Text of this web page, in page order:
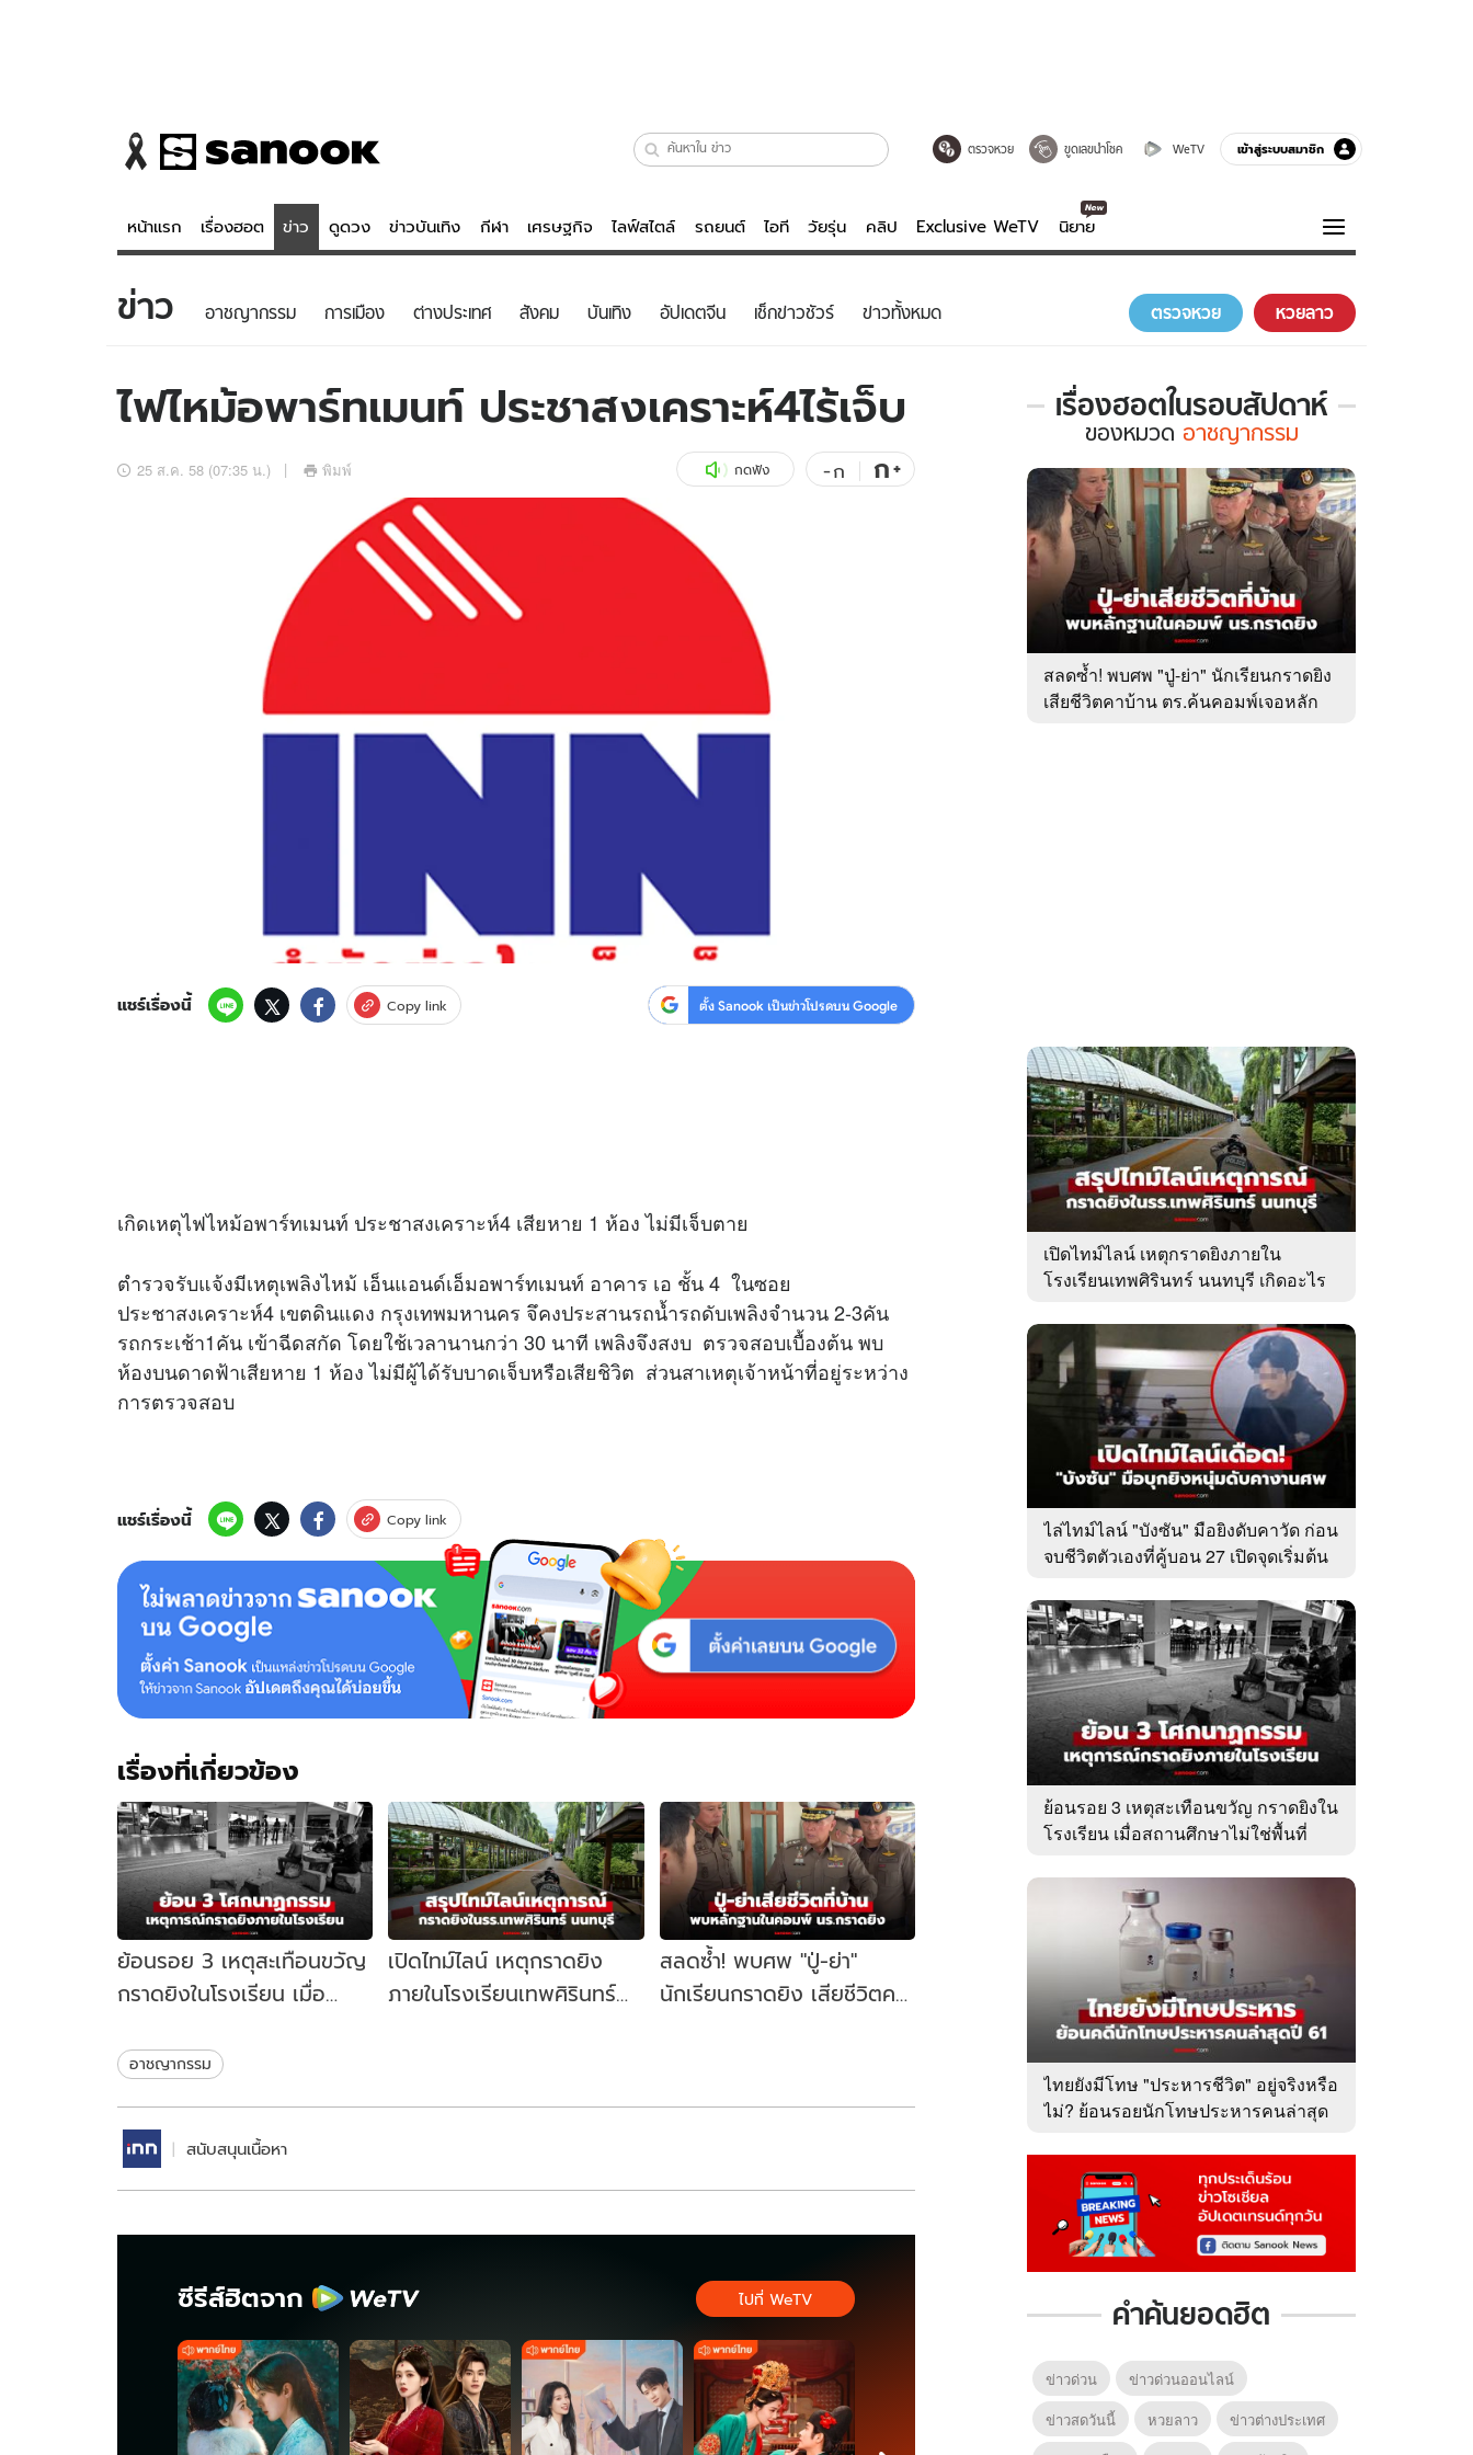
ตรวจหวย ขูดเลขนำโชค WeTV เข้าสู่ระบบสมาชิก
หน้าแรก เรื่องฮอต ข่าว ดูดวง ข่าวบันเทิง กีฬา เศรษฐกิจ ไลฟ์สไตล์ รถยนต์ ไอที วัยรุ่น คลิป Exclusive WeTV นิยาย
ข่าว
ข่าวบันเทิง
ดูดวง - ตรวจหวย
สถิติหวยไทย
ไลฟ์สไตล์
วัยรุ่น
รถยนต์
สุขภาพ
เที่ยว-กิน
Tasteful Thailand
Sanook Choice
บันเทิงครบรส
เกมส์
คลิป
พอดแคสต์
ความรู้รอบตัว
ฮาวทู
ข่าว อาชญากรรม การเมือง ต่างประเทศ สังคม บันเทิง อัปเดตจีน เช็กข่าวชัวร์ ข่าวทั้งหมด ตรวจหวย หวยลาว
ไฟไหม้อพาร์ทเมนท์ ประชาสงเคราะห์4ไร้เจ็บ
25 ส.ค. 58 (07:35 น.) พิมพ์ กดฟัง -ก ก+
แชร์เรื่องนี้ Copy link ตั้ง Sanook เป็นข่าวโปรดบน Google
เกิดเหตุไฟไหม้อพาร์ทเมนท์ ประชาสงเคราะห์4 เสียหาย 1 ห้อง ไม่มีเจ็บตาย
ตำรวจรับแจ้งมีเหตุเพลิงไหม้ เอ็นแอนด์เอ็มอพาร์ทเมนท์ อาคาร เอ ชั้น 4 ในซอย
ประชาสงเคราะห์4 เขตดินแดง กรุงเทพมหานคร จึคงประสานรถน้ำรถดับเพลิงจำนวน 2-3คัน
รถกระเช้า1คัน เข้าฉีดสกัด โดยใช้เวลานานกว่า 30 นาที เพลิงจึงสงบ ตรวจสอบเบื้องต้น พบ
ห้องบนดาดฟ้าเสียหาย 1 ห้อง ไม่มีผู้ได้รับบาดเจ็บหรือเสียชิวิต ส่วนสาเหตุเจ้าหน้าที่อยู่ระหว่าง
การตรวจสอบ
แชร์เรื่องนี้ Copy link
เรื่องที่เกี่ยวข้อง
ย้อนรอย 3 เหตุสะเทือนขวัญ
กราดยิงในโรงเรียน เมื่อ
ปลอดภัย
เปิดไทม์ไลน์ เหตุกราดยิง
ภายในโรงเรียนเทพศิรินทร์
สลดซ้ำ! พบศพ "ปู่-ย่า"
นักเรียนกราดยิง เสียชีวิตคา
อาชญากรรม
สนับสนุนเนื้อหา
ซีรีส์ฮิตจาก ไปที่ WeTV
เรื่องฮอตในรอบสัปดาห์
เรื่อง
ใน
รอบ
สัปดาห์
ของ
หมวด
อาชญากรรม
ของหมวด อาชญากรรม
สลดซ้ำ! พบศพ "ปู่-ย่า" นักเรียนกราดยิง
เสียชีวิตคาบ้าน ตร.ค้นคอมพ์เจอหลัก
เปิดไทม์ไลน์ เหตุกราดยิงภายใน
โรงเรียนเทพศิรินทร์ นนทบุรี เกิดอะไร
ไล่ไทม์ไลน์ "บังซัน" มือยิงดับคาวัด ก่อน
จบชีวิตตัวเองที่คู้บอน 27 เปิดจุดเริ่มต้น
ย้อนรอย 3 เหตุสะเทือนขวัญ กราดยิงใน
โรงเรียน เมื่อสถานศึกษาไม่ใช่พื้นที่
ไทยยังมีโทษ "ประหารชีวิต" อยู่จริงหรือ
ไม่? ย้อนรอยนักโทษประหารคนล่าสุด
คำค้นยอดฮิต
ข่าวด่วน
ข่าวด่วนออนไลน์
ข่าวสดวันนี้
หวยลาว
ข่าวต่างประเทศ